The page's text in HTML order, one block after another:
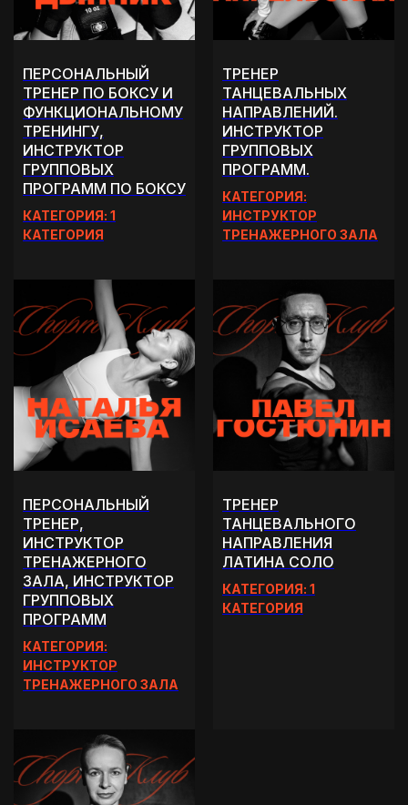
ПЕРСОНАЛЬНЫЙ
ТРЕНЕР ПО БОКСУ И
ФУНКЦИОНАЛЬНОМУ
ТРЕНИНГУ,
ИНСТРУКТОР
ГРУППОВЫХ
ПРОГРАММ ПО БОКСУ
КАТЕГОРИЯ: 1
КАТЕГОРИЯ
ТРЕНЕР
ТАНЦЕВАЛЬНЫХ
НАПРАВЛЕНИЙ.
ИНСТРУКТОР
ГРУППОВЫХ
ПРОГРАММ.
КАТЕГОРИЯ:
ИНСТРУКТОР
ТРЕНАЖЕРНОГО ЗАЛА
ПЕРСОНАЛЬНЫЙ
ТРЕНЕР,
ИНСТРУКТОР
ТРЕНАЖЕРНОГО
ЗАЛА, ИНСТРУКТОР
ГРУППОВЫХ
ПРОГРАММ
КАТЕГОРИЯ:
ИНСТРУКТОР
ТРЕНАЖЕРНОГО ЗАЛА
ТРЕНЕР
ТАНЦЕВАЛЬНОГО
НАПРАВЛЕНИЯ
ЛАТИНА СОЛО
КАТЕГОРИЯ: 1
КАТЕГОРИЯ